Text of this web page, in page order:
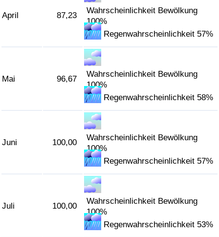
April 87,23
Wahrscheinlichkeit Bewölkung
100%
Regenwahrscheinlichkeit 57%
Mai 96,67
Wahrscheinlichkeit Bewölkung
100%
Regenwahrscheinlichkeit 58%
Juni 100,00
Wahrscheinlichkeit Bewölkung
100%
Regenwahrscheinlichkeit 57%
Juli 100,00
Wahrscheinlichkeit Bewölkung
100%
Regenwahrscheinlichkeit 53%